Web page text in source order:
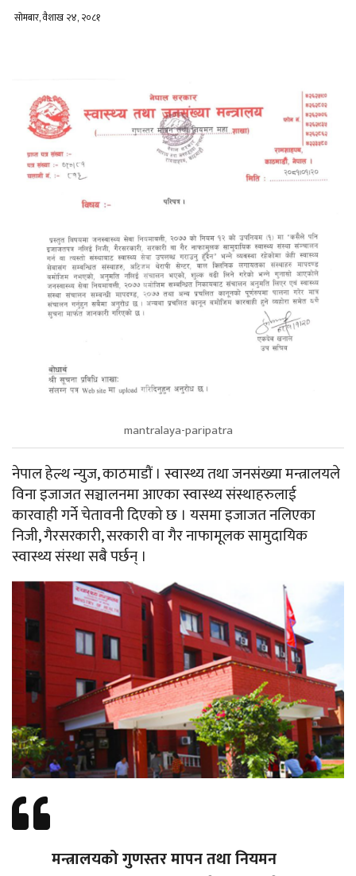
सोमबार, वैशाख २४, २०८१
mantralaya-paripatra
नेपाल हेल्थ न्युज, काठमाडौं । स्वास्थ्य तथा जनसंख्या मन्त्रालयले
विना इजाजत सञ्चालनमा आएका स्वास्थ्य संस्थाहरुलाई
कारवाही गर्ने चेतावनी दिएको छ । यसमा इजाजत नलिएका
निजी, गैरसरकारी, सरकारी वा गैर नाफामूलक सामुदायिक
स्वास्थ्य संस्था सबै पर्छन् ।
मन्त्रालयको गुणस्तर मापन तथा नियमन